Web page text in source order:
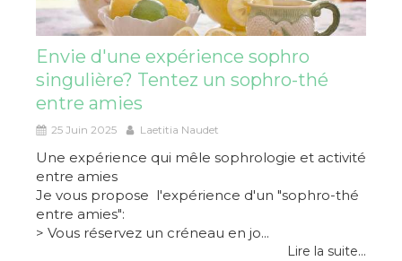
Envie d'une expérience sophro
singulière? Tentez un sophro-thé
entre amies
25 Juin 2025 Laetitia Naudet
Une expérience qui mêle sophrologie et activité
entre amies
Je vous propose l'expérience d'un "sophro-thé
entre amies":
> Vous réservez un créneau en jo...
Lire la suite...